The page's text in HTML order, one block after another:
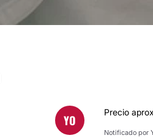
YO Precio
Notificado por